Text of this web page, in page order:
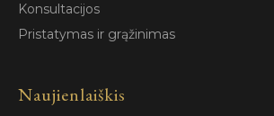
Konsultacijos
Pristatymas ir grąžinimas
Naujienlaiškis